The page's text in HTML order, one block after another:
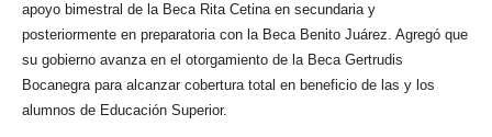
apoyo bimestral de la Beca Rita Cetina en secundaria y
posteriormente en preparatoria con la Beca Benito Juárez. Agregó que
su gobierno avanza en el otorgamiento de la Beca Gertrudis
Bocanegra para alcanzar cobertura total en beneficio de las y los
alumnos de Educación Superior.